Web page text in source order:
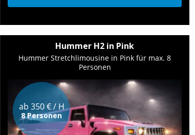
Hummer H2 in Pink
Hummer Stretchlimousine in Pink für max. 8
Personen
ab 350 € / H
8 Personen